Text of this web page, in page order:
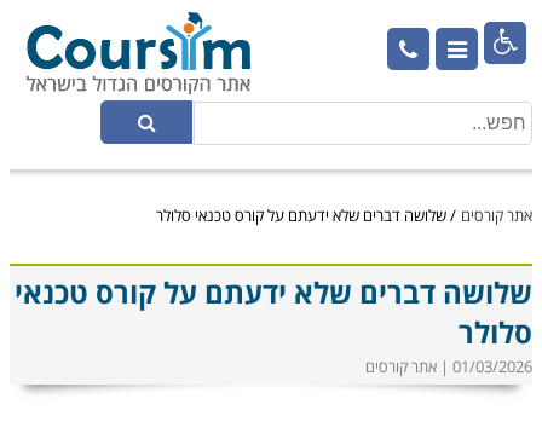

אתר קורסים /שלושה דברים שלא ידעתם על קורס טכנאי סלולר
שלושה דברים שלא ידעתם על קורס טכנאי
סלולר
01/03/2026 | אתר קורסים